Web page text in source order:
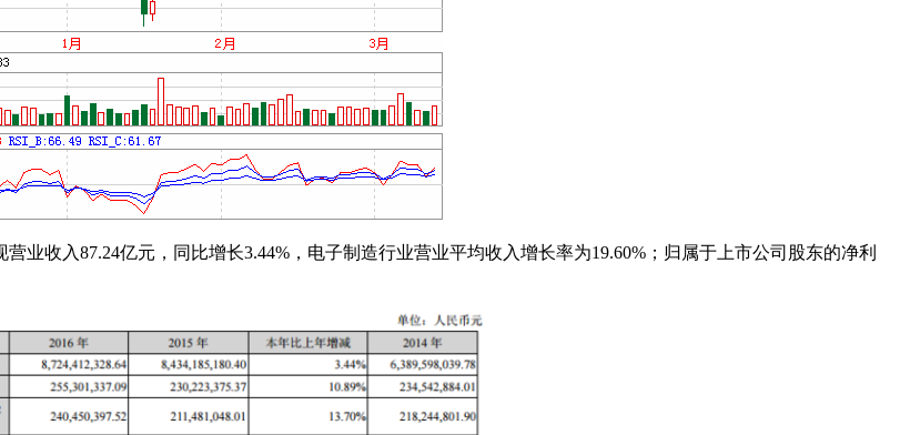
业收入87.24亿元，同比增长3.44%，电子制造行业营业平均收入增长率为19.60%；归属于上市公司股东的净利